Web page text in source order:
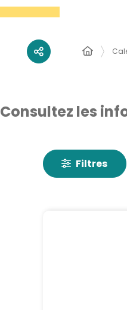
Consultez les
Filtres